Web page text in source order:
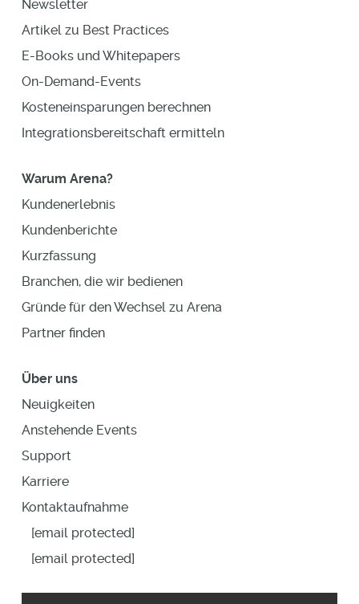
Newsletter
Artikel zu Best Practices
E-Books und Whitepapers
On-Demand-Events
Kosteneinsparungen berechnen
Integrationsbereitschaft ermitteln
Warum Arena?
Kundenerlebnis
Kundenberichte
Kurzfassung
Branchen, die wir bedienen
Gründe für den Wechsel zu Arena
Partner finden
Über uns
Neuigkeiten
Anstehende Events
Support
Karriere
Kontaktaufnahme
[email protected]
[email protected]